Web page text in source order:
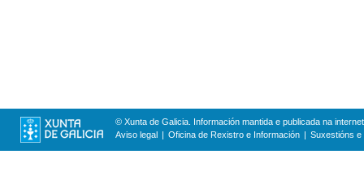
© Xunta de Galicia. Información mantida e publicada na
Aviso legal
Oficina de Rexistro e Información Suxestións e